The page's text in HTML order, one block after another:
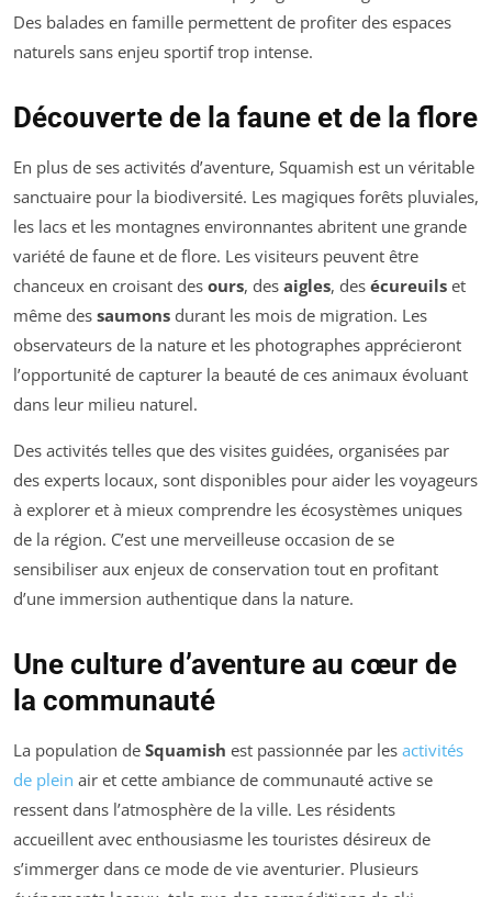
Des balades en famille permettent de profiter des espaces
naturels sans enjeu sportif trop intense.
Découverte de la faune et de la flore
En plus de ses activités d’aventure, Squamish est un véritable
sanctuaire pour la biodiversité. Les magiques forêts pluviales,
les lacs et les montagnes environnantes abritent une grande
variété de faune et de flore. Les visiteurs peuvent être
chanceux en croisant des ours, des aigles, des écureuils et
même des saumons durant les mois de migration. Les
observateurs de la nature et les photographes apprécieront
l’opportunité de capturer la beauté de ces animaux évoluant
dans leur milieu naturel.
Des activités telles que des visites guidées, organisées par
des experts locaux, sont disponibles pour aider les voyageurs
à explorer et à mieux comprendre les écosystèmes uniques
de la région. C’est une merveilleuse occasion de se
sensibiliser aux enjeux de conservation tout en profitant
d’une immersion authentique dans la nature.
Une culture d’aventure au cœur de
la communauté
La population de Squamish est passionnée par les activités
de plein air et cette ambiance de communauté active se
ressent dans l’atmosphère de la ville. Les résidents
accueillent avec enthousiasme les touristes désireux de
s’immerger dans ce mode de vie aventurier. Plusieurs